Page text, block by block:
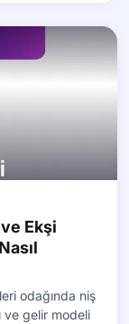
Ekşi
odağında niş
ve gelir modeli